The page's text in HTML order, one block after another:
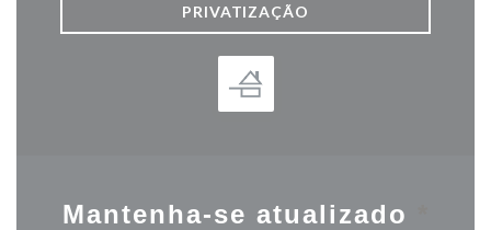
PRIVATIZAÇÃO
Mantenha-se atualizado